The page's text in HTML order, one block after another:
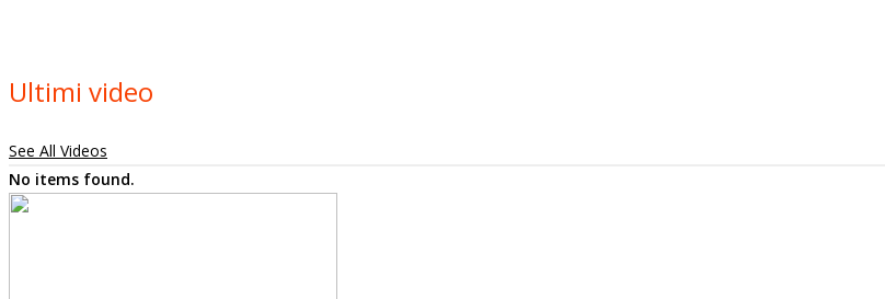
Ultimi video
See All Videos
No items found.